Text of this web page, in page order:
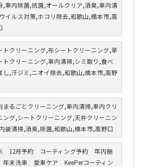
,車内除菌,抗菌,オールクリア,消臭,車内清
イルス対策,ホコリ除去,和歌山,橋本市,高
トクリーニング,布シートクリーニング,革
トクリーニング,車内清掃,シミ取り,食べ
し,汗ジミ,ニオイ除去,和歌山,橋本市,高野
まるごとクリーニング,車内清掃,車内クリ
ング,シートクリーニング,天井クリーニン
装清掃,消臭,除菌,和歌山,橋本市,高野口
12月予約 コーティング予約 年内施
末洗車 愛車ケア KeePerコーティン